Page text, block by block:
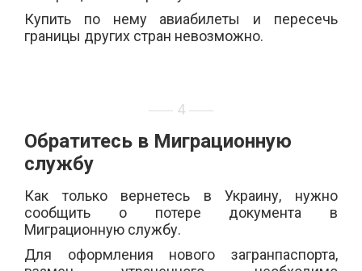
Купить по нему авиабилеты и пересечь
границы других стран невозможно.
4
Обратитесь в Миграционную
службу
Как только вернетесь в Украину, нужно
сообщить о потере документа в
Миграционную службу.
Для оформления нового загранпаспорта,